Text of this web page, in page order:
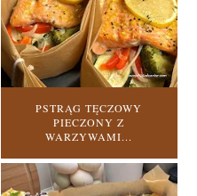
PSTRĄG TĘCZOWY
PIECZONY Z
WARZYWAMI...